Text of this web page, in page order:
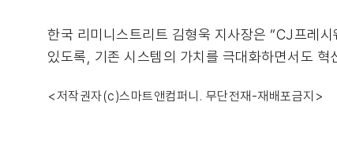
한국 리미니스트리트 김형욱 지사장은 “CJ프레
있도록, 기존 시스템의 가치를 극대화하면서도
<저작권자(c)스마트앤컴퍼니. 무단전재-재배포금지>